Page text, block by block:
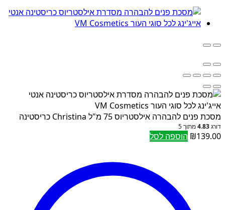
מסכת פנים להבהרה אילסטריוס 75 מ"ל Christina כריסטינה
דורג4.83מתוך 5
₪139.00 הוספה לסל